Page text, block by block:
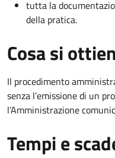
tutta la
della pratica.
Cosa si
Il procedimento
senza l’emissione di un
l’Amministrazione
Tempi e